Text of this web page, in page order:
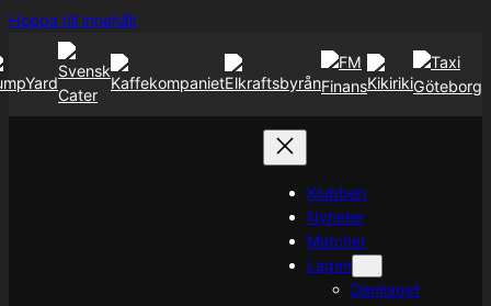
Hoppa till innehållHoppa
Klubben
Nyheter
Matcher
Lagen
Damlaget